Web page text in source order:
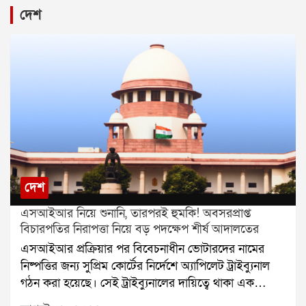
দেশ
দেশ
এসআইআর নিয়ে শুনানি, তারপরই হুমকি! অবসরপ্রাপ্ত
বিচারপতির নিরাপত্তা নিয়ে বড় পদক্ষেপ শীর্ষ আদালতের
এসআইআর প্রক্রিয়ার পর বিবেচনাধীন ভোটারদের নামের
নিষ্পত্তির জন্য সুপ্রিম কোর্টের নির্দেশে অ্যাপিলেট ট্রাইব্যুনাল
গঠন করা হয়েছে। সেই ট্রাইব্যুনালের দায়িত্বে থাকা এক
অবসরপ্রাপ্ত বিচারপতির নিরাপত্তা নিয়ে এবার প্রশ্ন উঠল।